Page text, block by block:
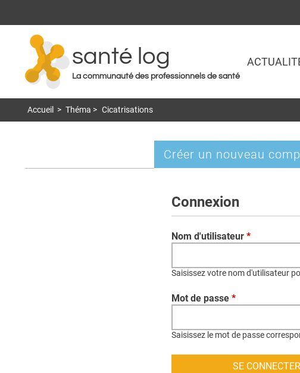
santé log
La communauté des professionnels de santé
Accueil > Théma > Cicatrisations
Onglets
Créer un nouveau
Connexion
Nom d'utilisateur *
Saisissez votre nom d'utilisateur
Mot de passe *
Saisissez le mot de passe